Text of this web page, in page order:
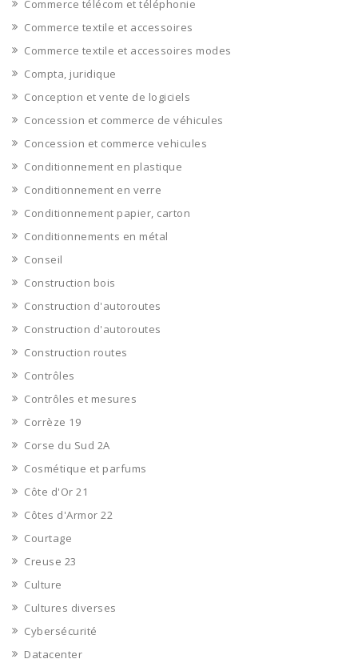
Commerce télécom et téléphonie
Commerce textile et accessoires
Commerce textile et accessoires modes
Compta, juridique
Conception et vente de logiciels
Concession et commerce de véhicules
Concession et commerce vehicules
Conditionnement en plastique
Conditionnement en verre
Conditionnement papier, carton
Conditionnements en métal
Conseil
Construction bois
Construction d'autoroutes
Construction d'autoroutes
Construction routes
Contrôles
Contrôles et mesures
Corrèze 19
Corse du Sud 2A
Cosmétique et parfums
Côte d'Or 21
Côtes d'Armor 22
Courtage
Creuse 23
Culture
Cultures diverses
Cybersécurité
Datacenter